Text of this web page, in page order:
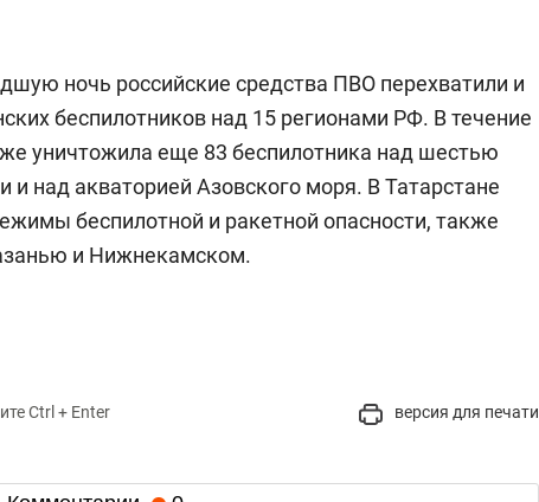
ночь российские средства ПВО перехватили и
беспилотников над 15 регионами РФ. В течение
уничтожила еще 83 беспилотника над шестью
и над акваторией Азовского моря. В Татарстане
беспилотной и ракетной опасности, также
и Нижнекамском.
Ctrl + Enter версия для печати